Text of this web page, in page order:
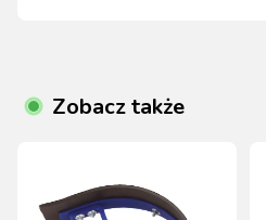
Zobacz także